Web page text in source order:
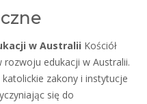
w Australii Kościół
rozwoju edukacji w Australii.
zakony i instytucje
się do